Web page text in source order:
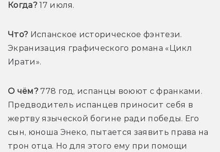
Когда? 17 июля.
Что? Испанское историческое фэнтези.
Экранизация графического романа «Цикл
Ирати».
О чём? 778 год, испанцы воюют с франками.
Предводитель испанцев приносит себя в
жертву языческой богине ради победы. Его
сын, юноша Энеко, пытается заявить права на
трон отца. Но для этого ему при помощи